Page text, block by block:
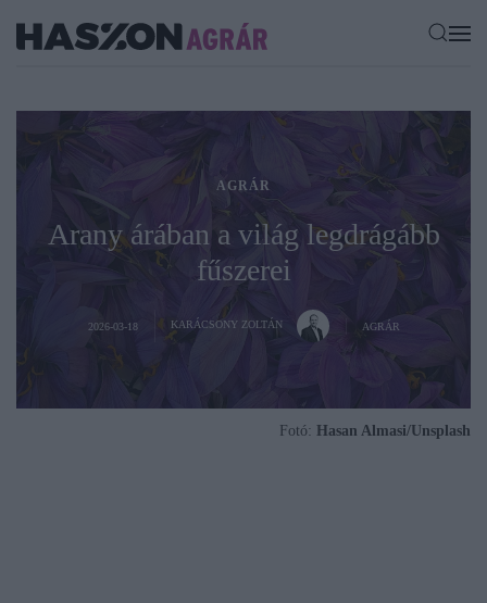
AGRÁR
Arany árában a világ legdrágább
fűszerei
2026-03-18 KARÁCSONY ZOLTÁN AGRÁR
Fotó: Hasan Almasi/Unsplash